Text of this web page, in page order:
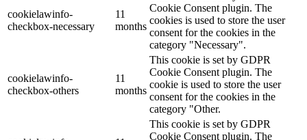
cookielawinfo-
checkbox-necessary
11
months
Cookie Consent plugin. The
cookies is used to store the user
consent for the cookies in the
category "Necessary".
cookielawinfo-
checkbox-others
11
months
This cookie is set by GDPR
Cookie Consent plugin. The
cookie is used to store the user
consent for the cookies in the
category "Other.
This cookie is set by GDPR
Cookie Consent plugin. The